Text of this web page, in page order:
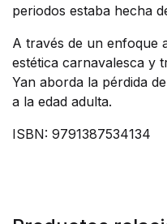
periodos estaba hecha
A través de un enfoque
estética carnavalesca y
Yan aborda la pérdida
a la edad adulta.
ISBN: 9791387534134